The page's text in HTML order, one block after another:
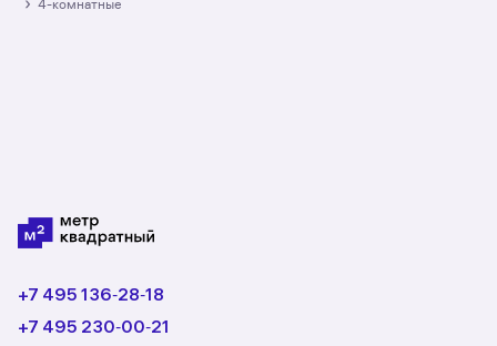
4-комнатные
+7 495 136‑28‑18
+7 495 230‑00‑21